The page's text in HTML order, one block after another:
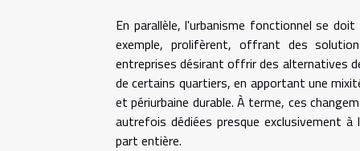
En parallèle, l'urbanisme fonctionnel se
exemple, prolifèrent, offrant des
entreprises désirant offrir des alternatives
de certains quartiers, en apportant une
et périurbaine durable. À terme, ces
autrefois dédiées presque exclusivement
part entière.